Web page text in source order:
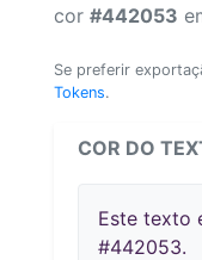
cor #442053
Se preferir
Tokens.
COR DO
Este texto
#442053.